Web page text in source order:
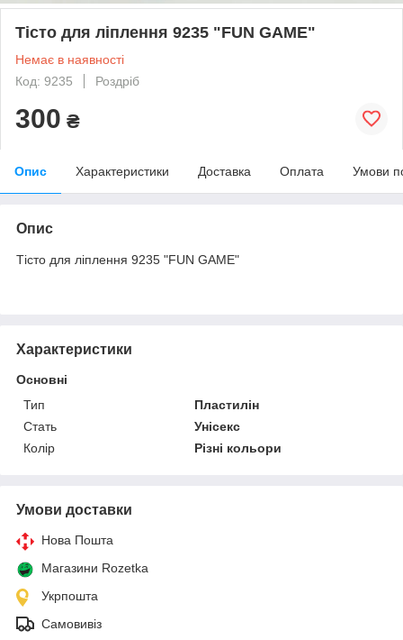
Тісто для ліплення 9235 "FUN GAME"
Немає в наявності
Код: 9235
Роздріб
300 ₴
Опис Характеристики Доставка Оплата Умови
Опис
Тісто для ліплення 9235 "FUN GAME"
Характеристики
Основні
Тип
Пластилін
Стать
Унісекс
Колір
Різні кольори
Умови доставки
Нова Пошта
Магазини Rozetka
Укрпошта
Самовивіз